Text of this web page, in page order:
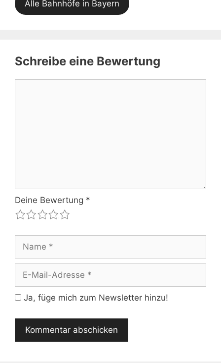
Alle Bahnhöfe in Bayern
Schreibe eine Bewertung
Deine Bewertung *
4
3
2
1
Name
Adresse
Ja, füge mich zum Newsletter hinzu!